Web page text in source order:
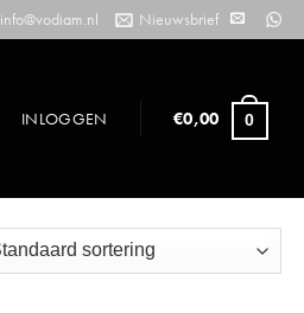
info@vodiam.nl Nieuwsbrief
INLOGGEN €0,00 0